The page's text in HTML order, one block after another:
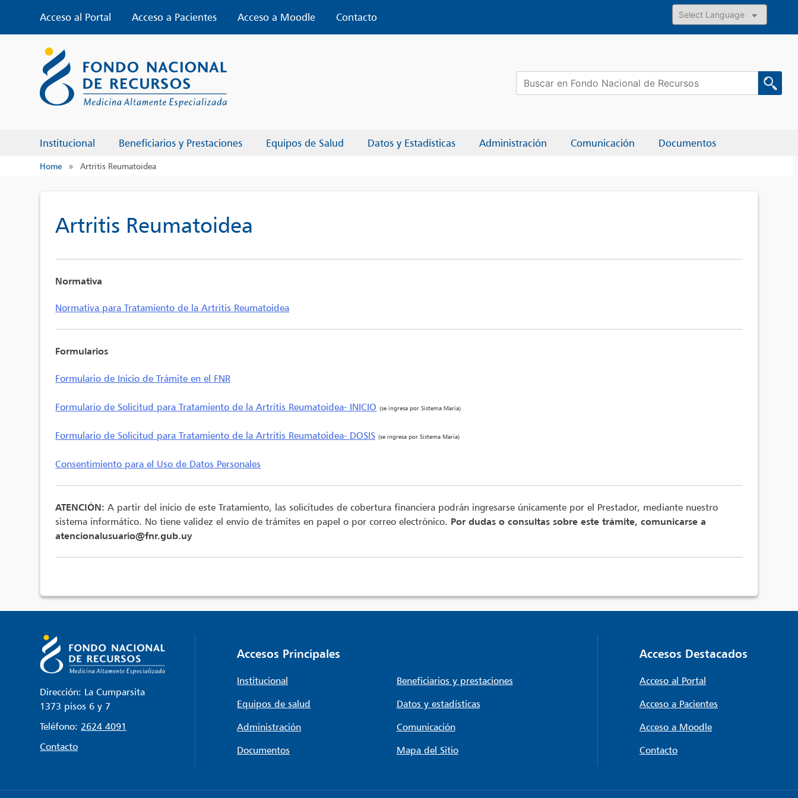
content
Acceso al Portal Acceso a Pacientes Acceso a Moodle
Contacto
Powered by
Institucional Beneficiarios y Prestaciones Equipos de Salud Datos y Estadísticas Administración Comunicación Documentos
Buscar:
Home » Artritis Reumatoidea
Artritis Reumatoidea
Normativa
Normativa para Tratamiento de la Artritis Reumatoidea
Formularios
Formulario de Inicio de Trámite en el FNR
Formulario de Solicitud para Tratamiento de la Artritis Reumatoidea- INICIO (se ingresa por Sistema María)
Formulario de Solicitud para Tratamiento de la Artritis Reumatoidea- DOSIS (se ingresa por Sistema María)
Consentimiento para el Uso de Datos Personales
ATENCIÓN: A partir del inicio de este Tratamiento, las solicitudes de cobertura financiera podrán ingresarse únicamente por el Prestador, mediante nuestro
sistema informático. No tiene validez el envío de trámites en papel o por correo electrónico. Por dudas o consultas sobre este trámite, comunicarse a
atencionalusuario@fnr.gub.uy
Dirección: La Cumparsita
1373 pisos 6 y 7
Teléfono: 2624 4091
Contacto
Accesos Principales
Institucional
Beneficiarios y prestaciones
Equipos de salud
Datos y estadísticas
Administración
Comunicación
Documentos
Mapa del Sitio
Accesos Destacados
Acceso al Portal
Acceso a Pacientes
Acceso a Moodle
Contacto